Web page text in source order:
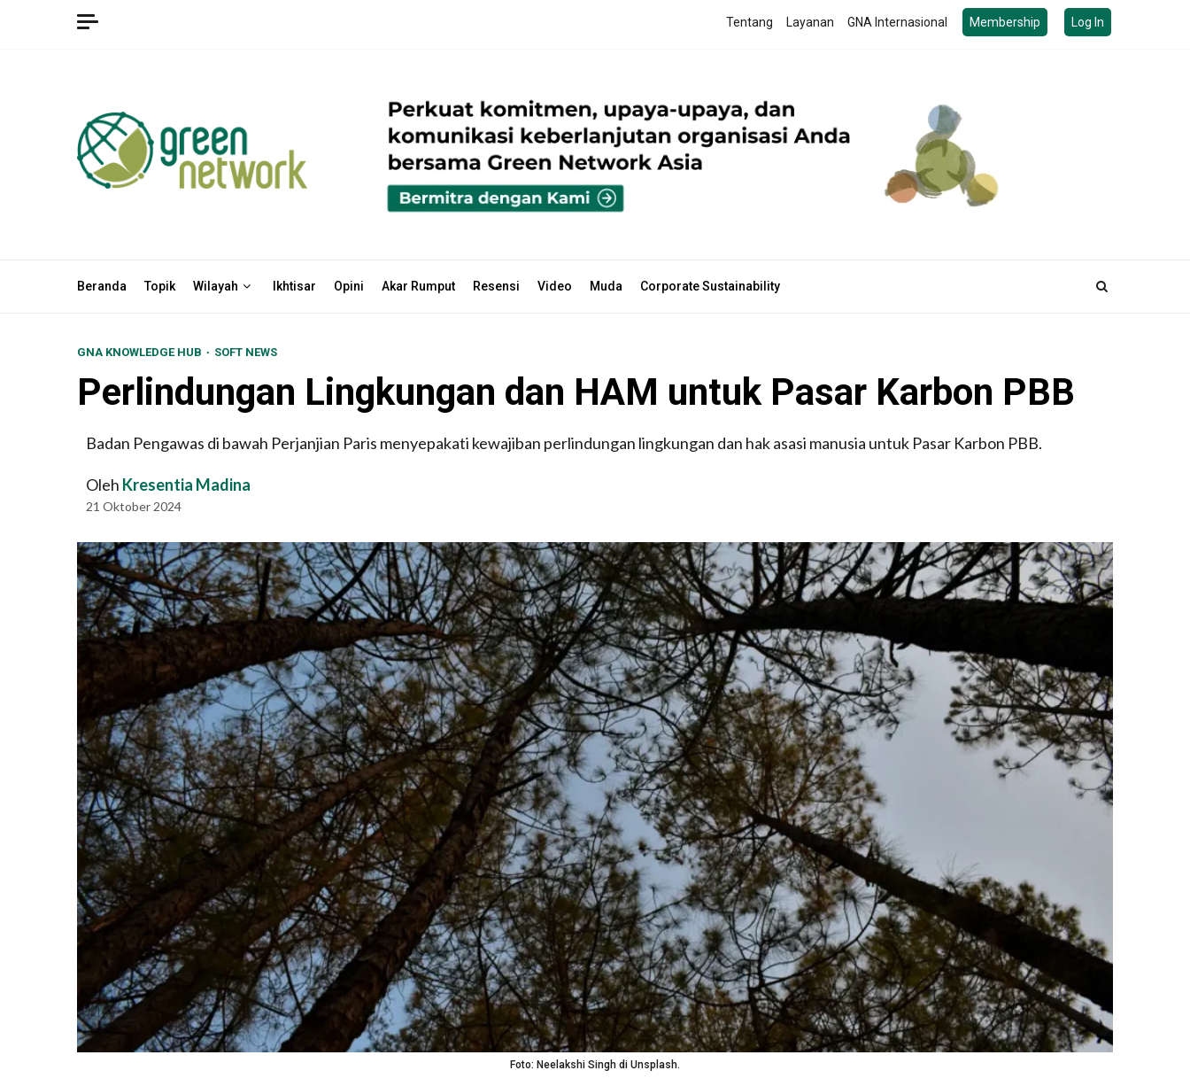
Tentang Layanan GNA Internasional Membership Log In
Beranda Topik Wilayah Ikhtisar Opini Akar Rumput Resensi Video Muda Corporate Sustainability
GNA KNOWLEDGE HUB SOFT NEWS
Perlindungan Lingkungan dan HAM untuk Pasar Karbon PBB
Badan Pengawas di bawah Perjanjian Paris menyepakati kewajiban perlindungan lingkungan dan hak asasi manusia untuk Pasar Karbon PBB.
Oleh Kresentia Madina
21 Oktober 2024
Foto: Neelakshi Singh di Unsplash.